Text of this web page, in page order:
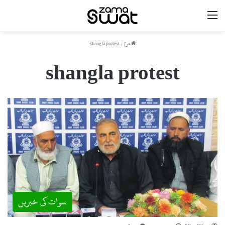
ھوم /
shangla protest
shangla protest
سوات کی خبریں